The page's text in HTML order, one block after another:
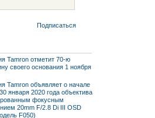
Подписаться
Tamron отметит 70-ю
своего основания 1 ноября
Tamron объявляет о начале
января 2020 года объектива
фокусным
20mm F/2.8 Di III OSD
F050)